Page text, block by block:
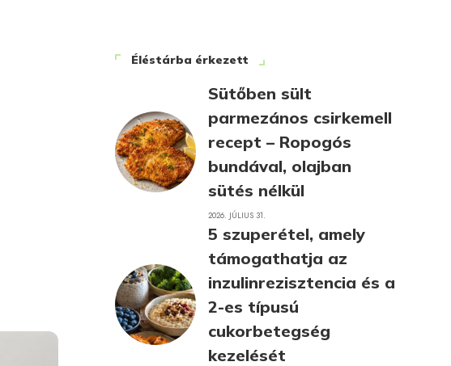
Éléstárba érkezett
Sütőben sült
parmezános csirkemell
recept – Ropogós
bundával, olajban
sütés nélkül
2026. JÚLIUS 31.
5 szuperétel, amely
támogathatja az
inzulinrezisztencia és a
2-es típusú
cukorbetegség
kezelését